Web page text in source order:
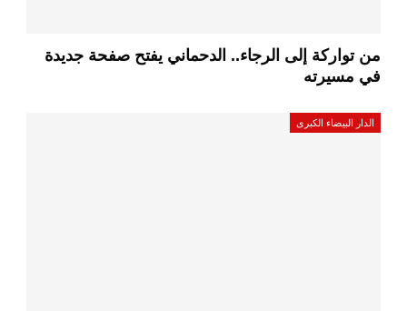
من تواركة إلى الرجاء.. الدحماني يفتح صفحة جديدة
في مسيرته
الدار البيضاء الكبرى